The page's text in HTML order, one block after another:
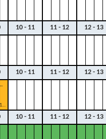
10 - 11 11 - 12 12 - 13
10 - 11 11 - 12 12 - 13
10 - 11 11 - 12 12 - 13
M
09:15 - 10:00